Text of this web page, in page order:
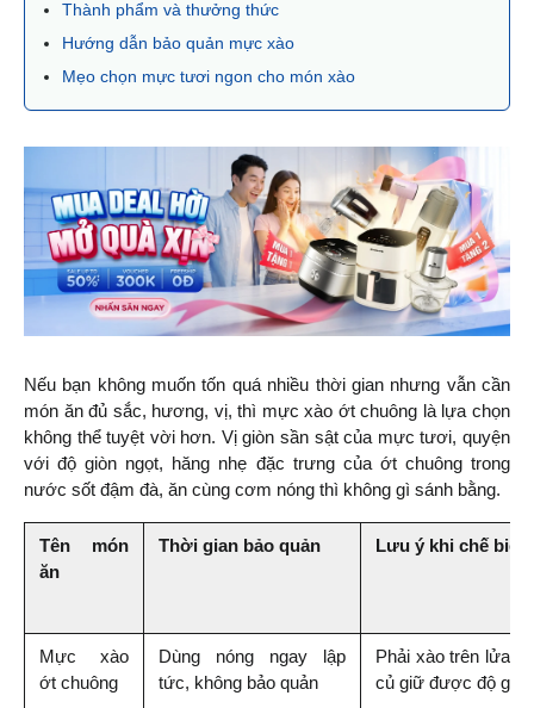
Thành phẩm và thưởng thức
Hướng dẫn bảo quản mực xào
Mẹo chọn mực tươi ngon cho món xào
Nếu bạn không muốn tốn quá nhiều thời gian nhưng vẫn cần
món ăn đủ sắc, hương, vị, thì mực xào ớt chuông là lựa chọn
không thể tuyệt vời hơn. Vị giòn sần sật của mực tươi, quyện
với độ giòn ngọt, hăng nhẹ đặc trưng của ớt chuông trong
nước sốt đậm đà, ăn cùng cơm nóng thì không gì sánh bằng.
Tên món
ăn
Thời gian bảo quản Lưu ý khi chế biến
Mực xào
ớt chuông
Dùng nóng ngay lập
tức, không bảo quản
Phải xào trên lửa
củ giữ được độ